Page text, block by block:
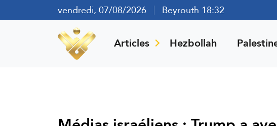
vendredi, 07/08/2026 Beyrouth 18:32
Articles Hezbollah